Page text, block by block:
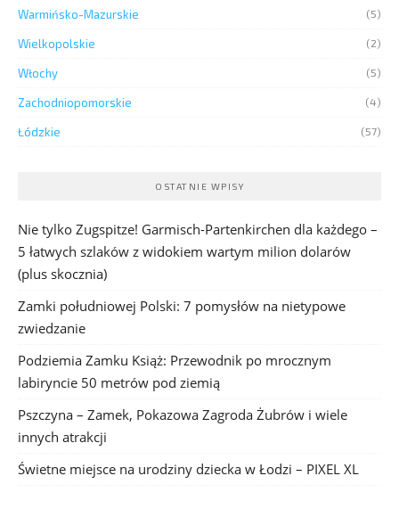
Warmińsko-Mazurskie (5)
Wielkopolskie (2)
Włochy (5)
Zachodniopomorskie (4)
Łódzkie (57)
OSTATNIE WPISY
Nie tylko Zugspitze! Garmisch-Partenkirchen dla każdego –
5 łatwych szlaków z widokiem wartym milion dolarów
(plus skocznia)
Zamki południowej Polski: 7 pomysłów na nietypowe
zwiedzanie
Podziemia Zamku Książ: Przewodnik po mrocznym
labiryncie 50 metrów pod ziemią
Pszczyna – Zamek, Pokazowa Zagroda Żubrów i wiele
innych atrakcji
Świetne miejsce na urodziny dziecka w Łodzi – PIXEL XL